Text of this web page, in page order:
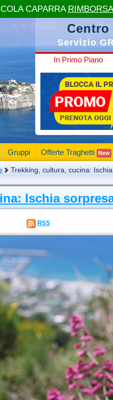
Servizio
In Primo Piano
Gruppi Offerte Traghetti New
Trekking, cultura, cucina:
Ischia
RSS
CAPARRA